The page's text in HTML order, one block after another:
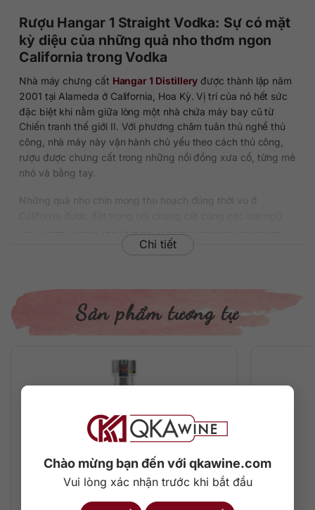
Chào mừng bạn đến với qkawine.com
Vui lòng xác nhận trước khi bắt đầu
Rượu Hangar 1 Straight Vodka: Sự có mặt
kỳ diệu của những quả nho thơm ngon
California trong Vodka
Nhà máy chưng cất Hangar 1 Distillery được thành lập năm
2001 tại Alameda ở California, Hoa Kỳ. Vị trí của nó hết sức
đặc biệt khi nằm giữa lòng một nhà chứa máy bay cũ từ
Chiến tranh thế giới II. Với phương châm tuân thủ nghề thủ
công, nhà máy này vận hành chủ yếu theo cách thủ công,
rượu được chưng cất trong những nồi đồng xưa cổ, từng mẻ
nhỏ và bằng tay.
Những quả nho chín mọng thu hoạch đúng thời vụ ở
cốc ở miền Trung Tây Hoa Kỳ, rót vào rượu một mùi vị trái
cây vô cùng đặc biệt. Và chúng ta được tận hưởng chai
Thông tin chi tiết về rượu
Xuất xứ: Mỹ
Thương hiệu: Hangar 1 Distillery
vodka Mỹđặc trưng, với sự sạch sẽ gần như tuyệt
đối, tươi mát, cân bằng và ngập tràn hương hoa trên đầu
mũi. Sự kết hợp của ngũ cốc và nho tạo nên chất rượu thơm
Chi tiết
Sản phẩm tương tự